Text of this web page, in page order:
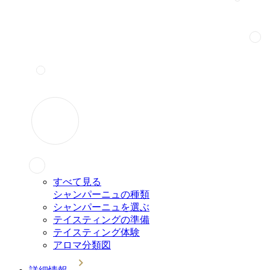
すべて見る
シャンパーニュの種類
シャンパーニュを選ぶ
テイスティングの準備
テイスティング体験
アロマ分類図